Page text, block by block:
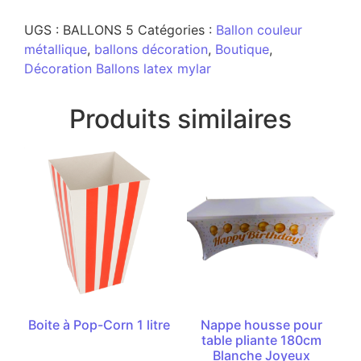
UGS : BALLONS 5 Catégories : Ballon couleur
métallique, ballons décoration, Boutique,
Décoration Ballons latex mylar
Produits similaires
Boite à Pop-Corn 1 litre
Nappe housse pour
table pliante 180cm
Blanche Joyeux